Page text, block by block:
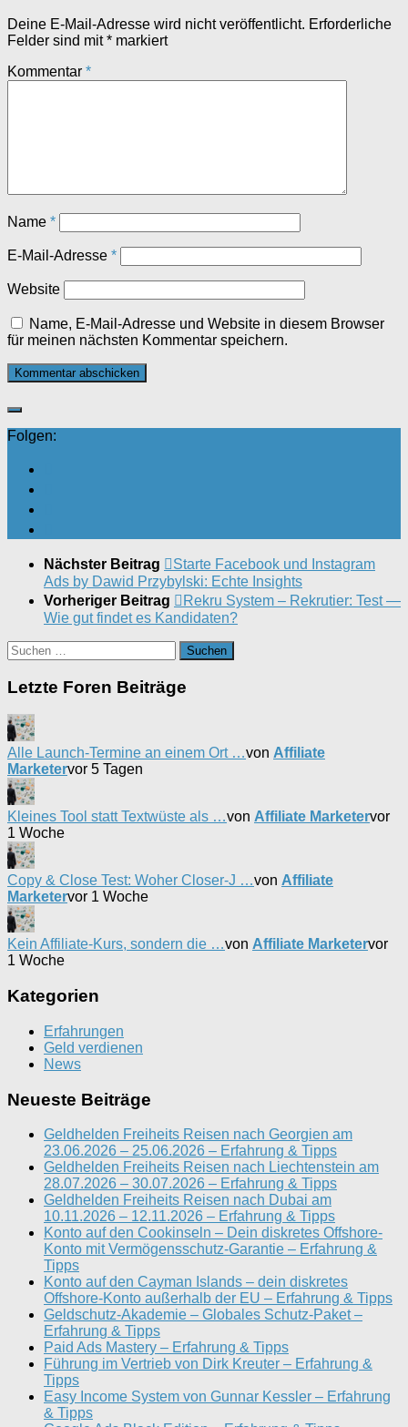
Deine E-Mail-Adresse wird nicht veröffentlicht. Erforderliche
Felder sind mit* markiert
Kommentar *
Name *
E-Mail-Adresse *
Website
Name, E-Mail-Adresse und Website in diesem Browser
für meinen nächsten Kommentar speichern.
Folgen:
Nächster Beitrag
Starte Facebook und Instagram
Ads by Dawid Przybylski: Echte Insights
Vorheriger Beitrag
Rekru System – Rekrutier: Test —
Wie gut findet es Kandidaten?
Suchen
nach:
Letzte Foren Beiträge
Alle Launch-Termine an einem Ort …von Affiliate
Marketervor 5 Tagen
Kleines Tool statt Textwüste als …von Affiliate Marketervor
1 Woche
Copy & Close Test: Woher Closer-J …von Affiliate
Marketervor 1 Woche
Kein Affiliate-Kurs, sondern die …von Affiliate Marketervor
1 Woche
Kategorien
Erfahrungen
Geld verdienen
News
Neueste Beiträge
Geldhelden Freiheits Reisen nach Georgien am
23.06.2026 – 25.06.2026 – Erfahrung & Tipps
Geldhelden Freiheits Reisen nach Liechtenstein am
28.07.2026 – 30.07.2026 – Erfahrung & Tipps
Geldhelden Freiheits Reisen nach Dubai am
10.11.2026 – 12.11.2026 – Erfahrung & Tipps
Konto auf den Cookinseln – Dein diskretes Offshore-
Konto mit Vermögensschutz-Garantie – Erfahrung &
Tipps
Konto auf den Cayman Islands – dein diskretes
Offshore-Konto außerhalb der EU – Erfahrung & Tipps
Geldschutz-Akademie – Globales Schutz-Paket –
Erfahrung & Tipps
Paid Ads Mastery – Erfahrung & Tipps
Führung im Vertrieb von Dirk Kreuter – Erfahrung &
Tipps
Easy Income System von Gunnar Kessler – Erfahrung
& Tipps